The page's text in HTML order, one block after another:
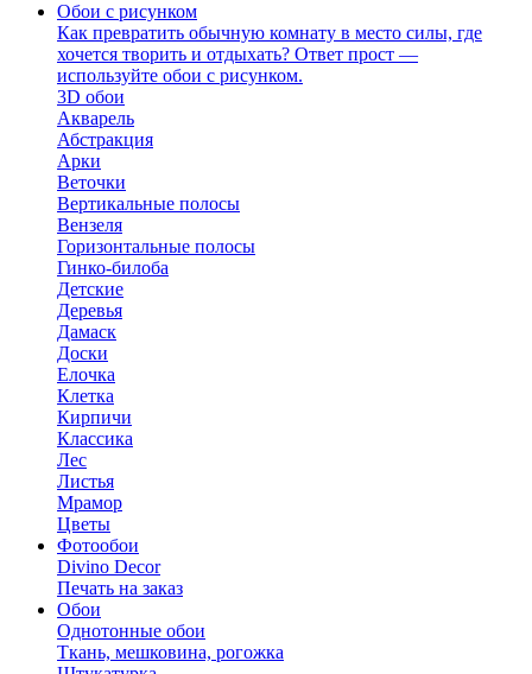
Обои с рисунком
Как превратить обычную комнату в место силы, где
хочется творить и отдыхать? Ответ прост —
используйте обои с рисунком.
3D обои
Акварель
Абстракция
Арки
Веточки
Вертикальные полосы
Вензеля
Горизонтальные полосы
Гинко-билоба
Детские
Деревья
Дамаск
Доски
Елочка
Клетка
Кирпичи
Классика
Лес
Листья
Мрамор
Цветы
Фотообои
Divino Decor
Печать на заказ
Обои
Однотонные обои
Ткань, мешковина, рогожка